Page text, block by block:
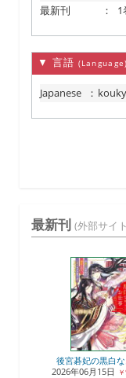
最新刊
： 1
▼ 言語 (Language)
Japanese ：
最新刊 (外部サイ
後宮碁妃の黒白
2026年06月15日